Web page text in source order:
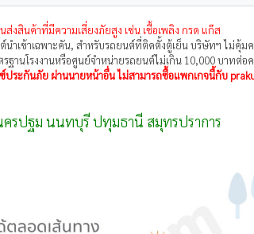
ส่งสินค้าที่มีความเสี่ยงภัยสูง เช่น เชื้อเพลิง กรด แก๊ส
าเข้าเฉพาะคัน, สำหรับรถยนต์ที่ติดตั้งตู้เย็น บริษัทฯ ไม่คุ้ม
านโรงงานหรือศูนย์จําหน่ายรถยนต์ไม่เกิน 10,000 บาทต่อค
ระกันภัย ผ่านนายหน้าอื่น ไม่สามารถซื้อแพกเกจนี้กับ
รปฐม นนทบุรี ปทุมธานี สมุทรปราการ